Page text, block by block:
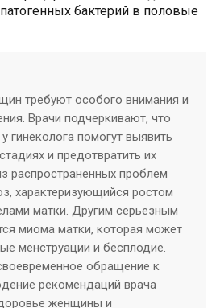
бактерий в половые
требуют особого внимания и
Врачи подчеркивают, что
гинеколога помогут выявить
и предотвратить их
распространенных проблем
характеризующийся ростом
матки. Другим серьезным
миома матки, которая может
менструации и бесплодие.
обращение к
рекомендаций врача
женщины и